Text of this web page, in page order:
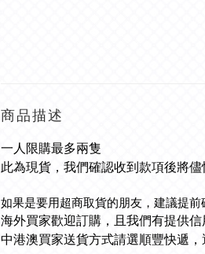
商品描述
一人限購最多兩隻
此為現貨，我們確認收到款項後將
如果是要用超商取貨的朋友， 建議提前
海外買家歡迎訂購，且我們有提供信
中港澳買家送貨方式請選順豐快遞